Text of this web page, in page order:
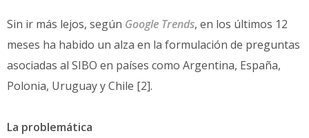
Sin ir más lejos, según Google Trends, en los últimos 12
meses ha habido un alza en la formulación de preguntas
asociadas al SIBO en países como Argentina, España,
Polonia, Uruguay y Chile [2].
La problemática